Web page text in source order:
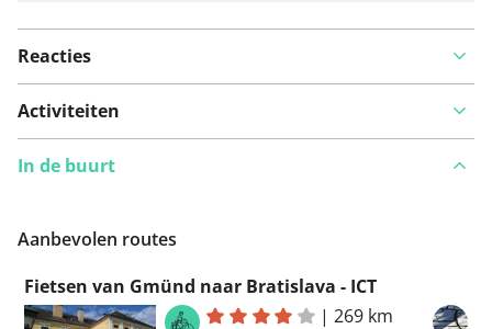
Reacties
Activiteiten
In de buurt
Aanbevolen routes
Fietsen van Gmünd naar Bratislava - ICT
|269 km